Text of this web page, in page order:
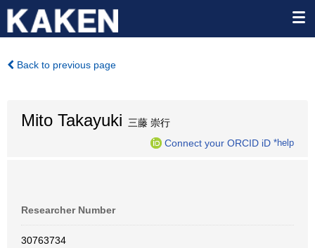
Back to previous page
Mito Takayuki 三藤 崇行
Connect your ORCID iD *help
Researcher Number
30763734